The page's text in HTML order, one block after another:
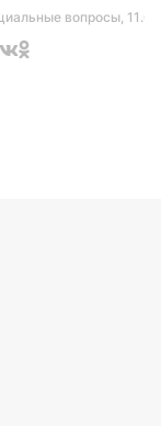
вопросы,